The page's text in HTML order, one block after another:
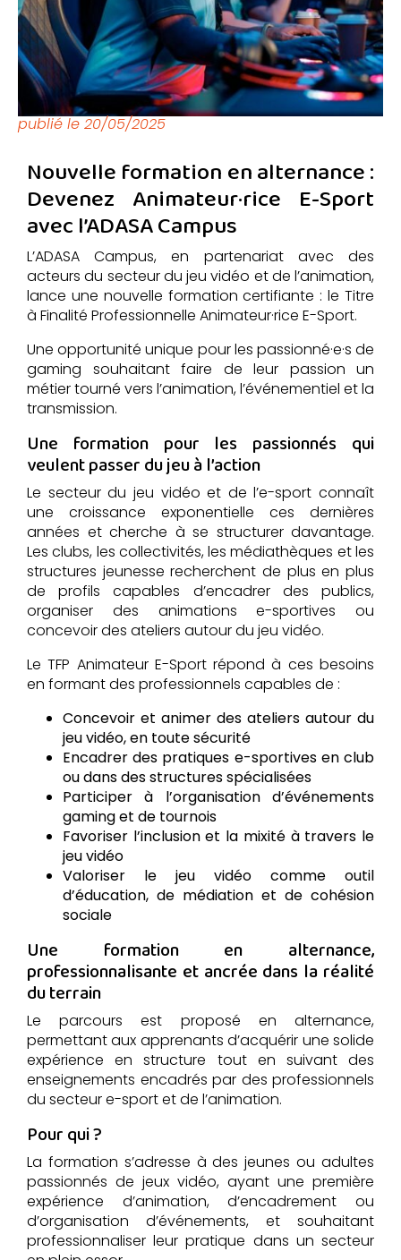
publié le20/05/2025
Nouvelle formation en alternance :
Devenez Animateur·rice E-Sport
avec l’ADASA Campus
L’ADASA Campus, en partenariat avec des
acteurs du secteur du jeu vidéo et de l’animation,
lance une nouvelle formation certifiante : le Titre
à Finalité Professionnelle Animateur·rice E-Sport.
Une opportunité unique pour les passionné·e·s de
gaming souhaitant faire de leur passion un
métier tourné vers l’animation, l’événementiel et la
transmission.
Une formation pour les passionnés qui
veulent passer du jeu à l’action
Le secteur du jeu vidéo et de l’e-sport connaît
une croissance exponentielle ces dernières
années et cherche à se structurer davantage.
Les clubs, les collectivités, les médiathèques et les
structures jeunesse recherchent de plus en plus
de profils capables d’encadrer des publics,
organiser des animations e-sportives ou
concevoir des ateliers autour du jeu vidéo.
Le TFP Animateur E-Sport répond à ces besoins
en formant des professionnels capables de :
Concevoir et animer des ateliers autour du
jeu vidéo, en toute sécurité
Encadrer des pratiques e-sportives en club
ou dans des structures spécialisées
Participer à l’organisation d’événements
gaming et de tournois
Favoriser l’inclusion et la mixité à travers le
jeu vidéo
Valoriser le jeu vidéo comme outil
d’éducation, de médiation et de cohésion
sociale
Une formation en alternance,
professionnalisante et ancrée dans la réalité
du terrain
Le parcours est proposé en alternance,
permettant aux apprenants d’acquérir une solide
expérience en structure tout en suivant des
enseignements encadrés par des professionnels
du secteur e-sport et de l’animation.
Pour qui ?
La formation s’adresse à des jeunes ou adultes
passionnés de jeux vidéo, ayant une première
expérience d’animation, d’encadrement ou
d’organisation d’événements, et souhaitant
professionnaliser leur pratique dans un secteur